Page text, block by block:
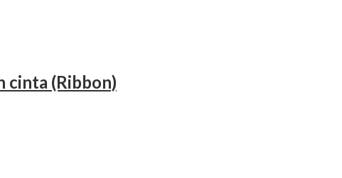
cinta (Ribbon)